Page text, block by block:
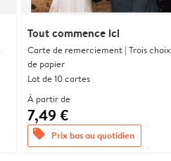
Tout commence ici
Carte de remerciement | Trois choix
de papier
Lot de 10 cartes
À partir de
7,49 €
offers Prix bas au quotidien